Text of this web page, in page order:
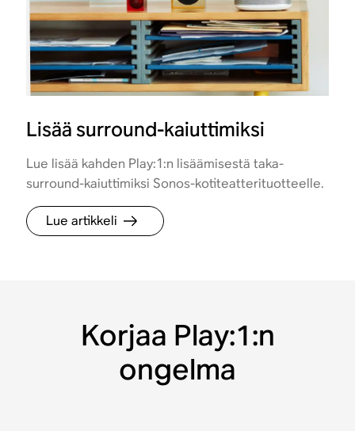
Lisää surround-kaiuttimiksi
Lue lisää kahden Play:1:n lisäämisestä taka-
surround-kaiuttimiksi Sonos-kotiteatterituotteelle.
Lue artikkeli
Korjaa Play:1:n
ongelma